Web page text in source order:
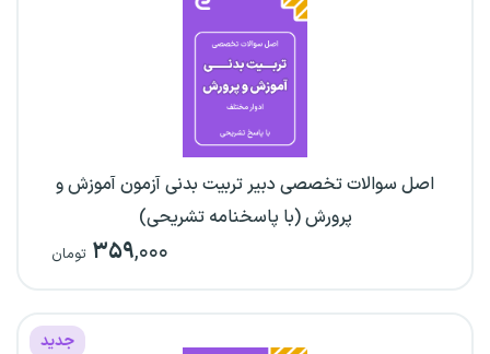
اصل سوالات تخصصی دبیر تربیت بدنی آزمون آموزش و
پرورش (با پاسخنامه تشریحی)
۳۵۹,۰۰۰ تومان
جدید